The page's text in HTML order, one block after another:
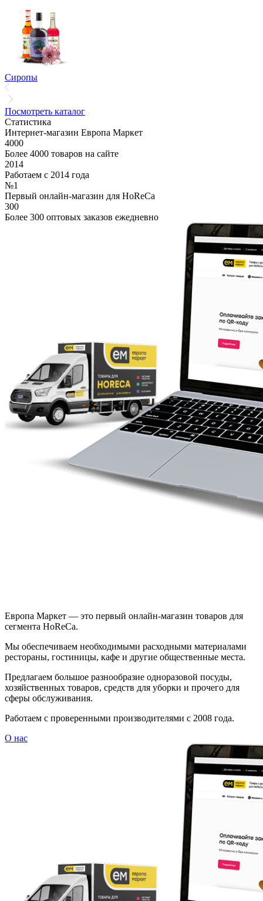
Сиропы
Посмотреть каталог
Статистика
Интернет-магазин Европа Маркет
4000
Более 4000 товаров на сайте
2014
Работаем с 2014 года
№1
Первый онлайн-магазин для HoReCa
300
Более 300 оптовых заказов ежедневно
Европа Маркет — это первый онлайн-магазин товаров для
сегмента HoReCa.
Мы обеспечиваем необходимыми расходными материалами
рестораны, гостиницы, кафе и другие общественные места.
Предлагаем большое разнообразие одноразовой посуды,
хозяйственных товаров, средств для уборки и прочего для
сферы обслуживания.
Работаем с проверенными производителями с 2008 года.
О нас